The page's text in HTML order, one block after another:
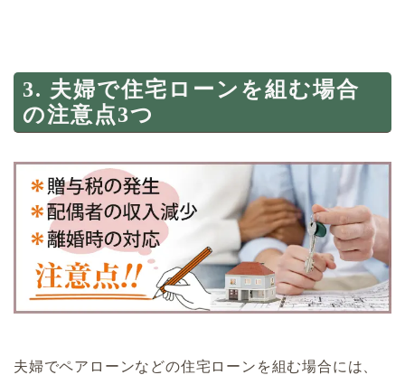
3. 夫婦で住宅ローンを組む場合
の注意点3つ
夫婦でペアローンなどの住宅ローンを組む場合には、